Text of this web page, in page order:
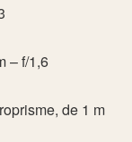
– f/1,6
de 1 m